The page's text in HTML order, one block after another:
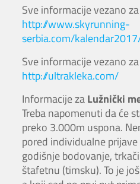
Sve informacije vezano za
http://www.skyrunning-
serbia.com/
Sve informacije vezano za
http://ultrakleka.com/
Informacije zaLužnički
Treba napomenuti da će
preko 3.000m uspona.
pored individualne
godišnje bodovanje,
štafetnu (timsku). To je